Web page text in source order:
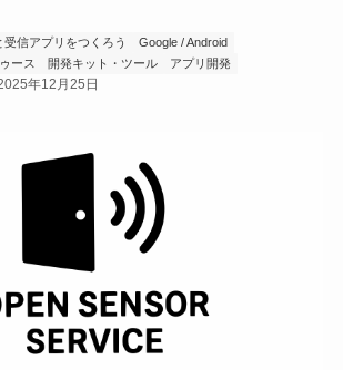
信アプリをつくろう
Google / Android
ース
開発キット・ツール アプリ開発
年12月25日